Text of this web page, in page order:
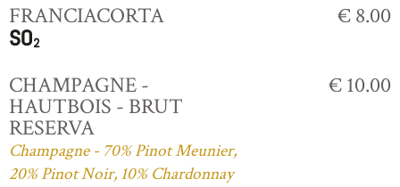
FRANCIACORTA € 8.00
CHAMPAGNE -
HAUTBOIS - BRUT
RESERVA
Champagne - 70% Pinot Meunier,
20% Pinot Noir, 10% Chardonnay
€ 10.00